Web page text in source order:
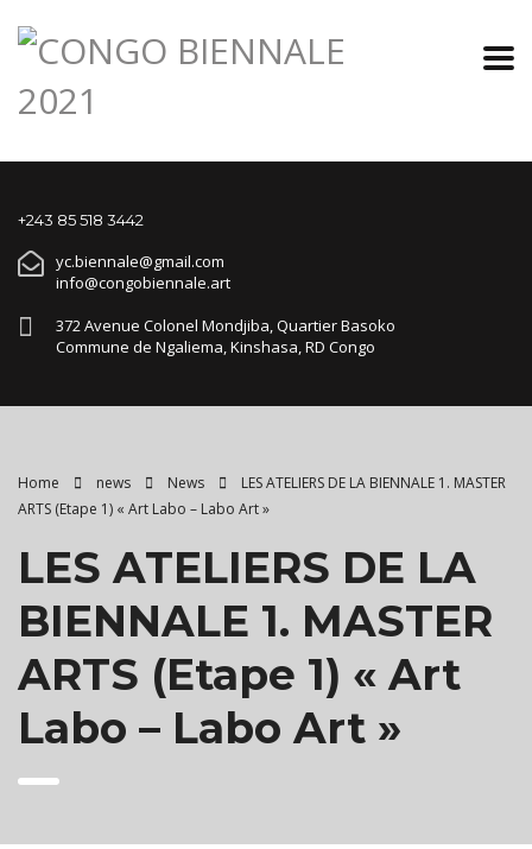
+243 85 518 3442
yc.biennale@gmail.com
info@congobiennale.art
372 Avenue Colonel Mondjiba, Quartier Basoko
Commune de Ngaliema, Kinshasa, RD Congo
Home news News
LES ATELIERS DE LA BIENNALE 1. MASTER
ARTS (Etape 1) « Art Labo – Labo Art »
LES ATELIERS DE LA
BIENNALE 1. MASTER
ARTS (Etape 1) « Art
Labo – Labo Art »